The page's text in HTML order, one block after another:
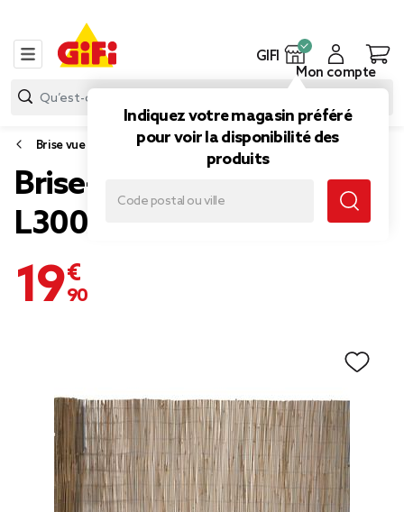
GIFI
Indiquez votre magasin préféré
pour voir la disponibilité des
produits
Mon compte
Brise vue et bordure jardin
Brise-vue en bambou
L300xH100cm
19,90 €